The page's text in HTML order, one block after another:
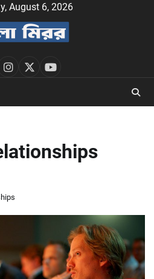
August 6, 2026
instagram
twitteryoutube